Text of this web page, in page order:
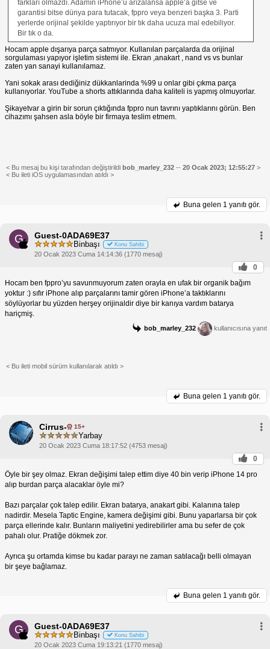
farkları olmazdı. Adamın iPhone’u arızalansa apple’a gitse ve
garantisi bitse dünya para tutacak, fppro veya benzeri başka 3. Parti
yerlerde orijinal şekilde yaptırıyor bir tık daha ucuza mal edebiliyor.
Bir tık o da.
Hocam apple dışarıya parça satmıyor. Kullanılan parçalarda da orijinal
sorgulaması yapıyor işletim sistemi ile. Ekran ,anakart , nand vs vs bunlar
zaten yan sanayi kullanılamaz.
Yani sokak arası dediğiniz dükkanlarinda %99 u onlar gibi çıkma parça
kullanıyorlar. YouTube a shorts attıklarında daha kaliteli is yapmış olmuyorlar.
Şikayetvar a girin bir sorun çıktığında fppro nun tavrını yaptıklarını görün. Ben
cihazımı şahsen asla böyle bir firmaya teslim etmem.
< Bu mesaj bu kişi tarafından değiştirildi bob_marley_232 -- 20 Ocak 2023; 12:55:27 >
< Bu ileti iOS uygulamasından atıldı >
Buna gelen 1 yanıtı gör.
G Guest-0ADA69E37
Binbaşı Konu Sahibi
20 Ocak 2023 Cuma 14:14:36 (1770 mesaj)
0
Hocam ben fppro’yu savunmuyorum zaten orayla en ufak bir organik bağım
yoktur :) sıfır iPhone alıp parçalarını tamir gören iPhone’a taktıklarını
söylüyorlar bu yüzden herşey orijinaldir diye bir kanıya vardım batarya
hariçmiş.
bob_marley_232 kullanıcısına yanıt
< Bu ileti mobil sürüm kullanılarak atıldı >
Buna gelen 1 yanıtı gör.
Cirrus- 15+
Yarbay
20 Ocak 2023 Cuma 18:17:52 (4753 mesaj)
0
Öyle bir şey olmaz. Ekran değişimi talep ettim diye 40 bin verip iPhone 14 pro
alıp burdan parça alacaklar öyle mi?
Bazı parçalar çok talep edilir. Ekran batarya, anakart gibi. Kalanına talep
nadirdir. Mesela Taptic Engine, kamera değişimi gibi. Bunu yaparlarsa bir çok
parça ellerinde kalır. Bunların maliyetini yedirebilirler ama bu sefer de çok
pahalı olur. Pratiğe dökmek zor.
Ayrıca şu ortamda kimse bu kadar parayı ne zaman satılacağı belli olmayan
bir şeye bağlamaz.
Buna gelen 1 yanıtı gör.
G Guest-0ADA69E37
Binbaşı Konu Sahibi
20 Ocak 2023 Cuma 19:13:21 (1770 mesaj)